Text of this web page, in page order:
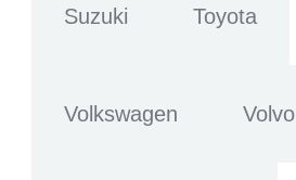
Suzuki Toyota
Volkswagen Volvo